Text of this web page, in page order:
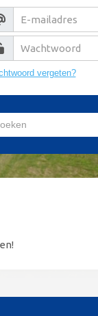
vergeten?